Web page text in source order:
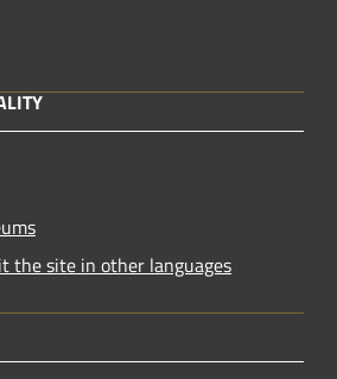
the site in other languages